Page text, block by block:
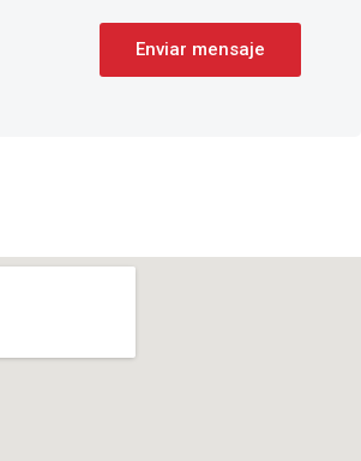
Enviar mensaje